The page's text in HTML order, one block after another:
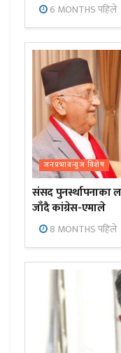
6 MONTHS पहिले
जनप्रभाबन्युज विशेष
संसद पुनर्स्थापनाका
जाँदै कांग्रेस-एमाले
8 MONTHS पहिले